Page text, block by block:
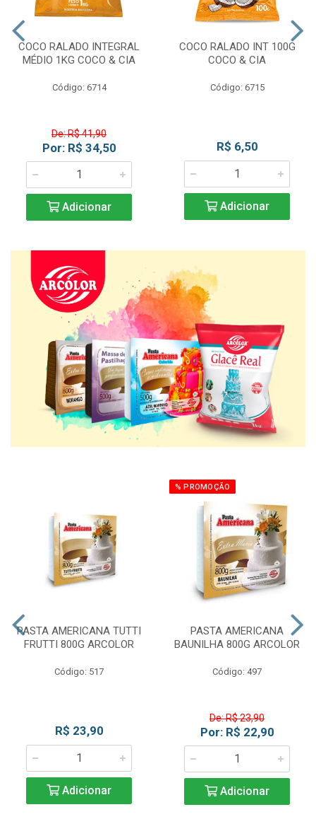
COCO RALADO INTEGRAL
MÉDIO 1KG COCO & CIA
Código: 6714
De: R$ 41,90
Por: R$ 34,50
Adicionar
COCO RALADO INT 100G
COCO & CIA
Código: 6715
R$ 6,50
Adicionar
PASTA AMERICANA TUTTI
FRUTTI 800G ARCOLOR
Código: 517
R$ 23,90
Adicionar
% PROMOÇÃO
PASTA AMERICANA
BAUNILHA 800G ARCOLOR
Código: 497
De: R$ 23,90
Por: R$ 22,90
Adicionar